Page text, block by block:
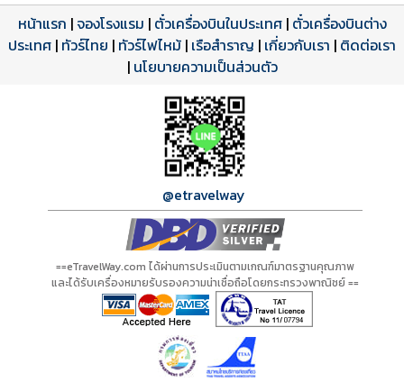
โปรแกรมทัวร์
ดาวน์โหลด PDF
รีวิวลูกค้าจริง
รีวิวจาก eTravelWay
เปิดหน้าเต็ม
ใบอนุญาตนำเที่ยว
เลขที่ 11/11450
เปิดหน้าเต็ม
หน้าแรก |จองโรงแรม | ตั๋วเครื่องบินในประเทศ| ตั๋วเครื่องบินต่าง
ประเทศ | ทัวร์ไทย | ทัวร์ไฟไหม้ | เรือสำราญ | เกี่ยวกับเรา | ติดต่อเรา
| นโยบายความเป็นส่วนตัว
@etravelway
==eTravelWay.com ได้ผ่านการประเมินตามเกณฑ์มาตรฐานคุณภาพ
และได้รับเครื่องหมายรับรองความน่าเชื่อถือโดยกระทรวงพาณิชย์ ==